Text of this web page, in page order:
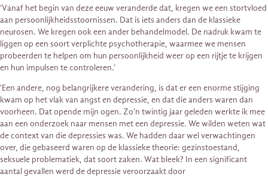
‘Vanaf het begin van deze eeuw veranderde dat, kregen we een stortvloed
aan persoonlijkheidsstoornissen. Dat is iets anders dan de klassieke
neurosen. We kregen ook een ander behandelmodel. De nadruk kwam te
liggen op een soort verplichte psychotherapie, waarmee we mensen
probeerden te helpen om hun persoonlijkheid weer op een rijtje te krijgen
en hun impulsen te controleren.’
‘Een andere, nog belangrijkere verandering, is dat er een enorme stijging
kwam op het vlak van angst en depressie, en dat die anders waren dan
voorheen. Dat opende mijn ogen. Zo’n twintig jaar geleden werkte ik mee
aan een onderzoek naar mensen met een depressie. We wilden weten wat
de context van die depressies was. We hadden daar wel verwachtingen
over, die gebaseerd waren op de klassieke theorie: gezinstoestand,
seksuele problematiek, dat soort zaken. Wat bleek? In een significant
aantal gevallen werd de depressie veroorzaakt door